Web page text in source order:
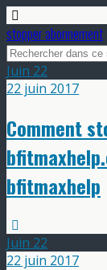
stopper abonnement
Juin 22
22 juin 2017
Comment
bfitmaxhelp
Juin 22
22 juin 2017